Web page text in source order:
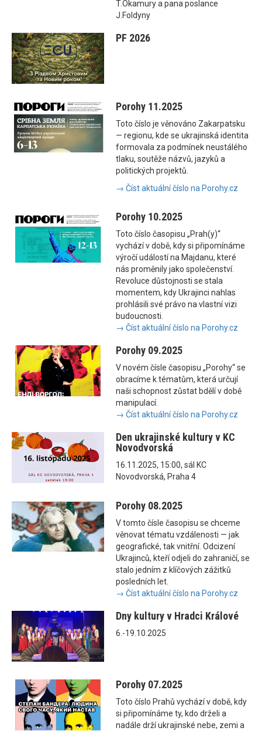
T.Okamury a pana poslance
J.Foldyny
PF 2026
Porohy 11.2025
Toto číslo je věnováno Zakarpatsku
— regionu, kde se ukrajinská identita
formovala za podmínek neustálého
tlaku, soutěže názvů, jazyků a
politických projektů.
→ Číst aktuální číslo na Porohy.cz
Porohy 10.2025
Toto číslo časopisu „Prah(y)“
vychází v době, kdy si připomínáme
výročí událostí na Majdanu, které
nás proměnily jako společenství.
Revoluce důstojnosti se stala
momentem, kdy Ukrajinci nahlas
prohlásili své právo na vlastní vizi
budoucnosti.
→ Číst aktuální číslo na Porohy.cz
Porohy 09.2025
V novém čísle časopisu „Porohy“ se
obracíme k tématům, která určují
naši schopnost zůstat bdělí v době
manipulací.
→ Číst aktuální číslo na Porohy.cz
Den ukrajinské kultury v KC
Novodvorská
16.11.2025, 15:00, sál KC
Novodvorská, Praha 4
Porohy 08.2025
V tomto čísle časopisu se chceme
věnovat tématu vzdálenosti — jak
geografické, tak vnitřní. Odcizení
Ukrajinců, kteří odjeli do zahraničí, se
stalo jedním z klíčových zážitků
posledních let.
→ Číst aktuální číslo na Porohy.cz
Dny kultury v Hradci Králové
6.-19.10.2025
Porohy 07.2025
Toto číslo Prahů vychází v době, kdy
si připomínáme ty, kdo drželi a
nadále drží ukrajinské nebe, zemi a